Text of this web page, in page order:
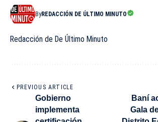
ByREDACCIÓN DE ÚLTIMO MINUTO
Redacción de De Último Minuto
PREVIOUS ARTICLE
Gobierno
implementa
Baní
Gala